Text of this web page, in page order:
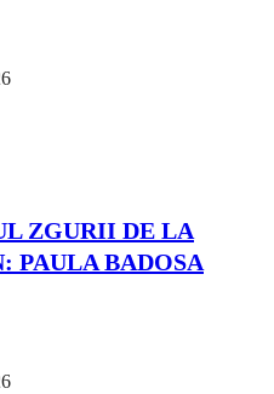
ZGURII DE LA
PAULA BADOSA